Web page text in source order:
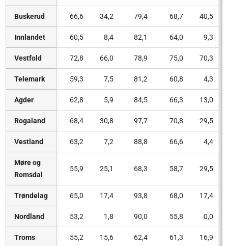
Buskerud 66,6 34,2 79,4 68,7 40,5
Innlandet 60,5 8,4 82,1 64,0 9,3
Vestfold 72,8 66,0 78,9 75,0 70,3
Telemark 59,3 7,5 81,2 60,8 4,3
Agder 62,8 5,9 84,5 66,3 13,0
Rogaland 68,4 30,8 97,7 70,8 29,5
Vestland 63,2 7,2 88,8 66,6 4,4
Møre og
Romsdal
55,9 25,1 68,3 58,7 29,5
Trøndelag 65,0 17,4 93,8 68,0 17,4
Nordland 53,2 1,8 90,0 55,8 0,0
Troms 55,2 15,6 62,4 61,3 16,9